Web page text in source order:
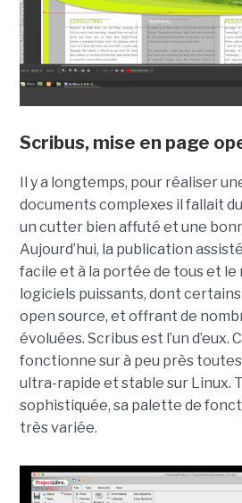
Scribus, mise en page
Il y a longtemps, pour réaliser
documents complexes il fallait
un cutter bien affuté et une
Aujourd’hui, la publication
facile et à la portée de tous et
logiciels puissants, dont
open source, et offrant de
évoluées. Scribus est l’un d’eux.
fonctionne sur à peu près
ultra-rapide et stable sur Linux.
sophistiquée, sa palette de
très variée.